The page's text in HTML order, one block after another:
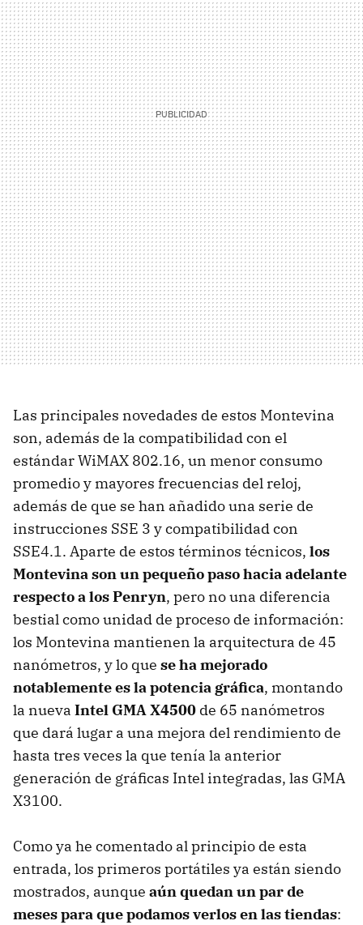
Las principales novedades de estos Montevina
son, además de la compatibilidad con el
estándar WiMAX 802.16, un menor consumo
promedio y mayores frecuencias del reloj,
además de que se han añadido una serie de
instrucciones SSE 3 y compatibilidad con
SSE4.1. Aparte de estos términos técnicos, los
Montevina son un pequeño paso hacia adelante
respecto a los Penryn, pero no una diferencia
bestial como unidad de proceso de información:
los Montevina mantienen la arquitectura de 45
nanómetros, y lo que se ha mejorado
notablemente es la potencia gráfica, montando
la nueva Intel GMA X4500 de 65 nanómetros
que dará lugar a una mejora del rendimiento de
hasta tres veces la que tenía la anterior
generación de gráficas Intel integradas, las GMA
X3100.
Como ya he comentado al principio de esta
entrada, los primeros portátiles ya están siendo
mostrados, aunque aún quedan un par de
meses para que podamos verlos en las tiendas: